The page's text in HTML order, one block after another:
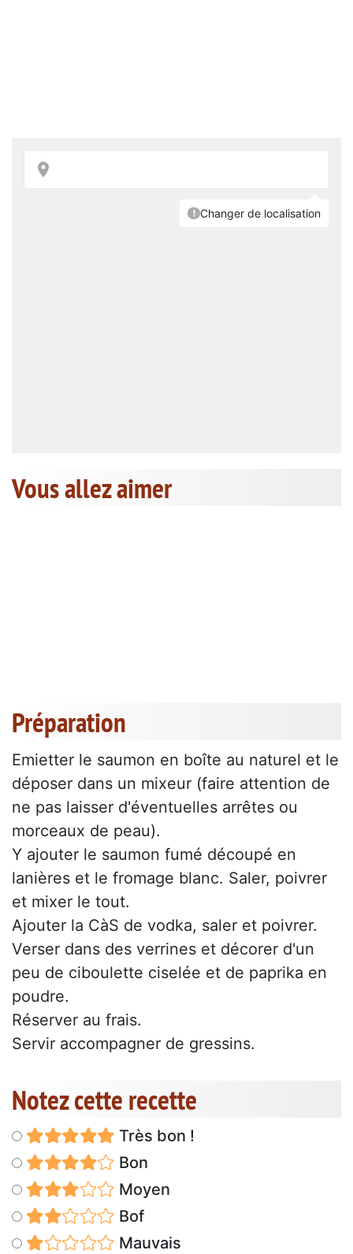
Vous allez aimer
Préparation
Emietter le saumon en boîte au naturel et le
déposer dans un mixeur (faire attention de
ne pas laisser d'éventuelles arrêtes ou
morceaux de peau).
Y ajouter le saumon fumé découpé en
lanières et le fromage blanc. Saler, poivrer
et mixer le tout.
Ajouter la CàS de vodka, saler et poivrer.
Verser dans des verrines et décorer d'un
peu de ciboulette ciselée et de paprika en
poudre.
Réserver au frais.
Servir accompagner de gressins.
Notez cette recette
Très bon !
Bon
Moyen
Bof
Mauvais